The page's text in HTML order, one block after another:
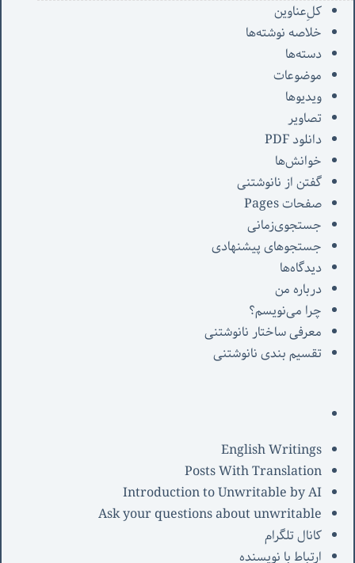
کل‌ِعناوین
خلاصه نوشته‌ها
دسته‌ها
موضوعات
ویدیوها
تصاویر
دانلود PDF
خوانش‌ها
گفتن از نانوشتنی
صفحات Pages
جستجوی‌زمانی
جستجوهای پیشنهادی
دیدگاه‌ها
درباره من
چرا می‌نویسم؟
معرفی‌ ساختار نانوشتنی
تقسیم بندی نانوشتنی
English Writings
Posts With Translation
Introduction to Unwritable by AI
Ask your questions about unwritable
کانال تلگرام
ارتباط با نویسنده